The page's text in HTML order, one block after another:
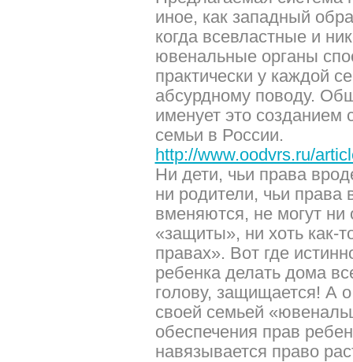
иное, как западный
когда всевластные и
ювенальные органы
практически у каждой
абсурдному поводу.
именует это созданием
семьи в России.
http://www.oodvrs.ru/
Ни дети, чьи права
ни родители, чьи права
вменяются, не могут ни
«защиты», ни хоть как-
правах». Вот где
ребенка делать дома
голову, защищается! А
своей семьей
обеспечения прав
навязывается право